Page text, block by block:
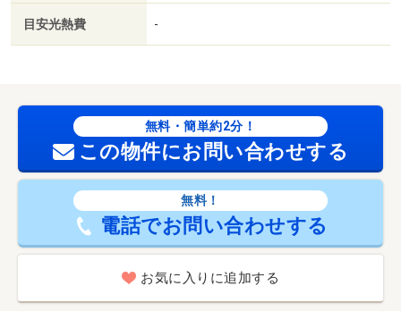
目安光熱費 -
無料・簡単約2分！
この物件にお問い合わせする
無料！
電話でお問い合わせする
お気に入りに追加する